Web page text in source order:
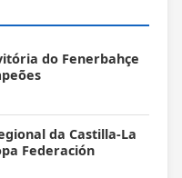
do Fenerbahçe
da Castilla-La
Federación